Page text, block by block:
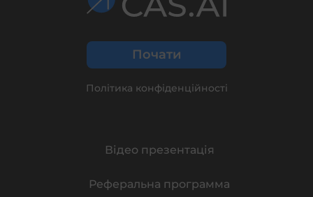
Почати
Політика конфіденційності
Відео презентація
Реферальна программа